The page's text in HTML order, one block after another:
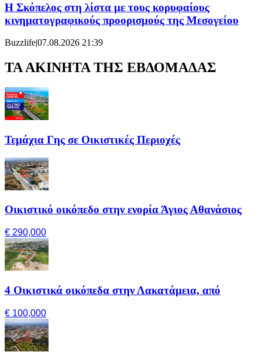
Η Σκόπελος στη λίστα με τους κορυφαίους
κινηματογραφικούς προορισμούς της Μεσογείου
Buzzlife|07.08.2026 21:39
ΤΑ ΑΚΙΝΗΤΑ ΤΗΣ ΕΒΔΟΜΑΔΑΣ
Τεμάχια Γης σε Οικιστικές Περιοχές
Οικιστικό οικόπεδο στην ενορία Άγιος Αθανάσιος
€ 290,000
4 Οικιστικά οικόπεδα στην Λακατάμεια, από
€ 100,000